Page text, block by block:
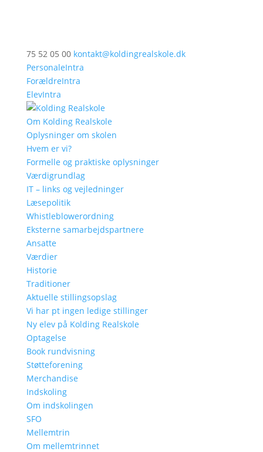
75 52 05 00 kontakt@koldingrealskole.dk
PersonaleIntra
ForældreIntra
ElevIntra
Om Kolding Realskole
Oplysninger om skolen
Hvem er vi?
Formelle og praktiske oplysninger
Værdigrundlag
IT – links og vejledninger
Læsepolitik
Whistleblowerordning
Eksterne samarbejdspartnere
Ansatte
Værdier
Historie
Traditioner
Aktuelle stillingsopslag
Vi har pt ingen ledige stillinger
Ny elev på Kolding Realskole
Optagelse
Book rundvisning
Støtteforening
Merchandise
Indskoling
Om indskolingen
SFO
Mellemtrin
Om mellemtrinnet